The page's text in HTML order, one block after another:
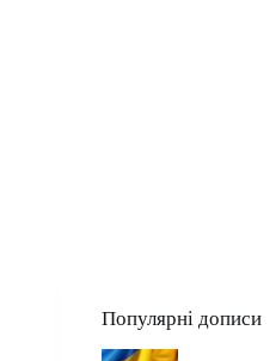
Популярні дописи